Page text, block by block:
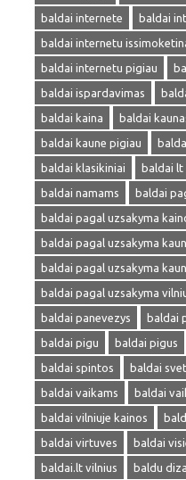
baldai internete
baldai
baldai internetu
baldai internetu pigiau
baldai ispardavimas
baldai kaina
baldai
baldai kaune pigiau
baldai klasikiniai
baldai
baldai namams
baldai
baldai pagal uzsakyma
baldai pagal uzsakyma
baldai pagal uzsakyma
baldai pagal uzsakyma
baldai panevezys
baldai
baldai pigu
baldai pigus
baldai spintos
baldai
baldai vaikams
baldai
baldai vilniuje kainos
baldai virtuves
baldai
baldai.lt vilnius
baldu